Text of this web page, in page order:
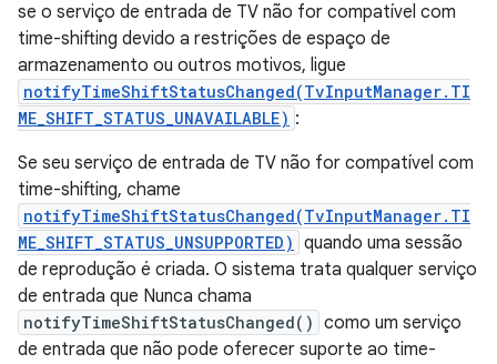
se o serviço de entrada de TV não for compatível com
time-shifting devido a restrições de espaço de
armazenamento ou outros motivos, ligue
notifyTimeShiftStatusChanged(TvInputManager.TI
ME_SHIFT_STATUS_UNAVAILABLE) :
Se seu serviço de entrada de TV não for compatível com
time-shifting, chame
notifyTimeShiftStatusChanged(TvInputManager.TI
ME_SHIFT_STATUS_UNSUPPORTED) quando uma sessão
de reprodução é criada. O sistema trata qualquer serviço
de entrada que Nunca chama
notifyTimeShiftStatusChanged() como um serviço
de entrada que não pode oferecer suporte ao time-